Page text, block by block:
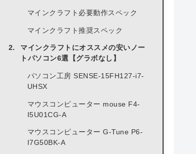
マインクラフト必要動作スペック
マインクラフト推奨スペック
マインクラフトにオススメの安いノー
トパソコン6選【グラボなし】
パソコン工房 SENSE-15FH127-i7-
UHSX
マウスコンピューター mouse F4-
I5U01CG-A
マウスコンピューター G-Tune P6-
I7G50BK-A